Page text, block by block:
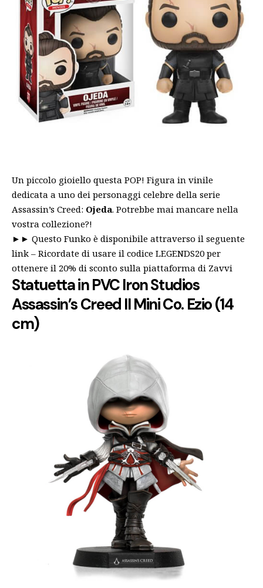
Un piccolo gioiello questa POP! Figura in vinile
dedicata a uno dei personaggi celebre della serie
Assassin’s Creed: Ojeda. Potrebbe mai mancare nella
vostra collezione?!
►► Questo Funko è disponibile attraverso il seguente
link – Ricordate di usare il codice LEGENDS20 per
ottenere il 20% di sconto sulla piattaforma di Zavvi
Statuetta in PVC Iron Studios
Assassin’s Creed II Mini Co. Ezio (14
cm)